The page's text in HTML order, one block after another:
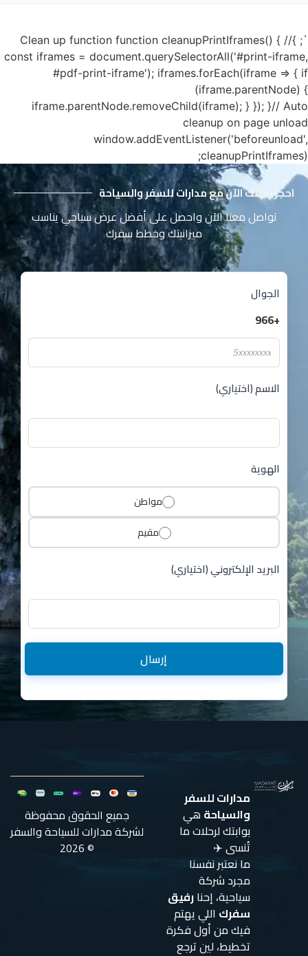
`; }// Clean up function function cleanupPrintIframes() {
const iframes = document.querySelectorAll('#print-iframe,
#pdf-print-iframe'); iframes.forEach(iframe => { if
(iframe.parentNode) {
iframe.parentNode.removeChild(iframe); } }); }// Auto
cleanup on page unload
window.addEventListener('beforeunload',
cleanupPrintIframes);
احجز رحلتك الآن مع مدارات للسفر والسياحة
تواصل معنا الآن واحصل على أفضل عرض سياحي يناسب
ميزانيتك وخطط سفرك
الجوال
+966
الاسم (اختياري)
الهوية
مواطن
مقيم
البريد الإلكتروني (اختياري)
إرسال
مدارات للسفر
والسياحة هي
بوابتك لرحلات ما
تُنسى ✈️
ما نعتبر نفسنا
مجرد شركة
سياحية، إحنارفيق
سفرك اللي يهتم
فيك من أول فكرة
تخطيط، لين ترجع
جميع الحقوق محفوظة
لشركة مدارات للسياحة والسفر
© 2026